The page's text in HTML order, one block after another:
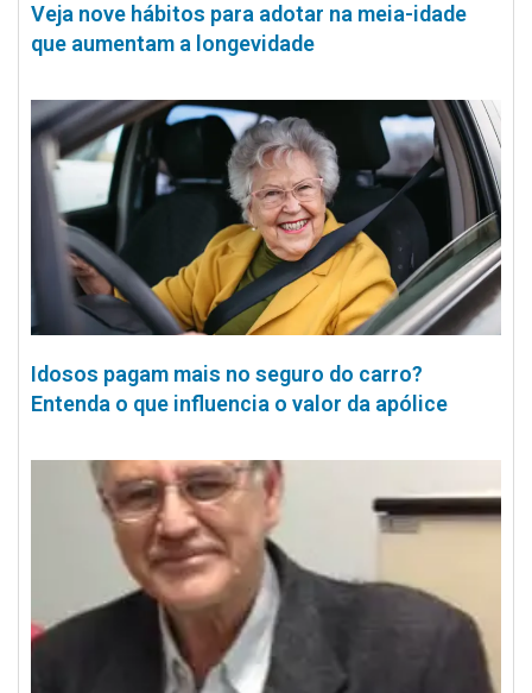
Veja nove hábitos para adotar na meia-idade
que aumentam a longevidade
Idosos pagam mais no seguro do carro?
Entenda o que influencia o valor da apólice